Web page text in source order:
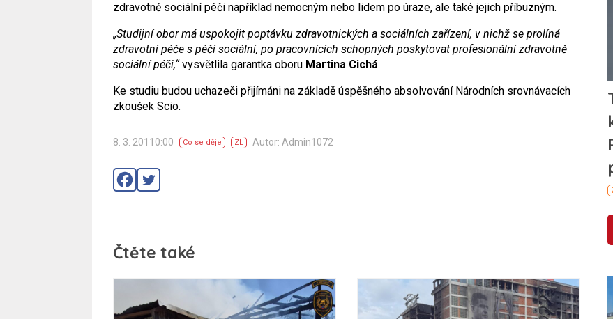
zdravotně sociální péči například nemocným nebo lidem po úraze, ale také jejich příbuzným.
„Studijní obor má uspokojit poptávku zdravotnických a sociálních zařízení, v nichž se prolíná
zdravotní péče s péčí sociální, po pracovnících schopných poskytovat profesionální zdravotně
sociální péči,“vysvětlila garantka oboru Martina Cichá.
Ke studiu budou uchazeči přijímáni na základě úspěšného absolvování Národních srovnávacích
zkoušek Scio.
8. 3. 20110:00 Co se děje ZL Autor: Admin1072
Čtěte také